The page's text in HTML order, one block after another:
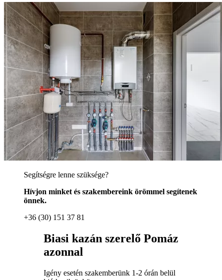
Segítségre lenne szüksége?
Hívjon minket és szakembereink örömmel segítenek
önnek.
+36 (30) 151 37 81
Biasi kazán szerelő Pomáz
azonnal
Igény esetén szakemberünk 1-2 órán belül